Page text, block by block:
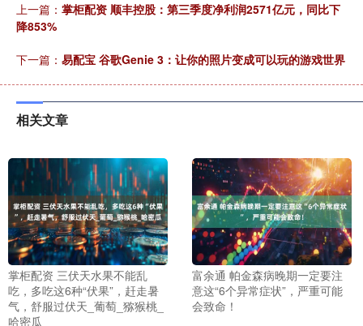
上一篇： 掌柜配资 顺丰控股：第三季度净利润2571亿元，同比下
降853%
下一篇： 易配宝 谷歌Genie 3：让你的照片变成可以玩的游戏世界
相关文章
掌柜配资 三伏天水果不能乱
吃，多吃这6种“伏果”，赶走暑
气，舒服过伏天_葡萄_猕猴桃_
哈密瓜
富余通 帕金森病晚期一定要注
意这“6个异常症状”，严重可能
会致命！